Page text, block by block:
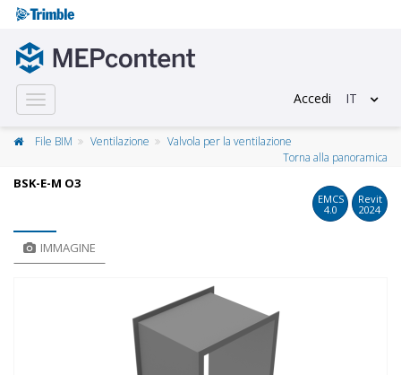
Toggle
navigation
Accedi IT
File BIM Ventilazione
Valvola per la ventilazione
Torna alla panoramica
BSK-E-M O3
EMCS
4.0
Revit
2024
IMMAGINE